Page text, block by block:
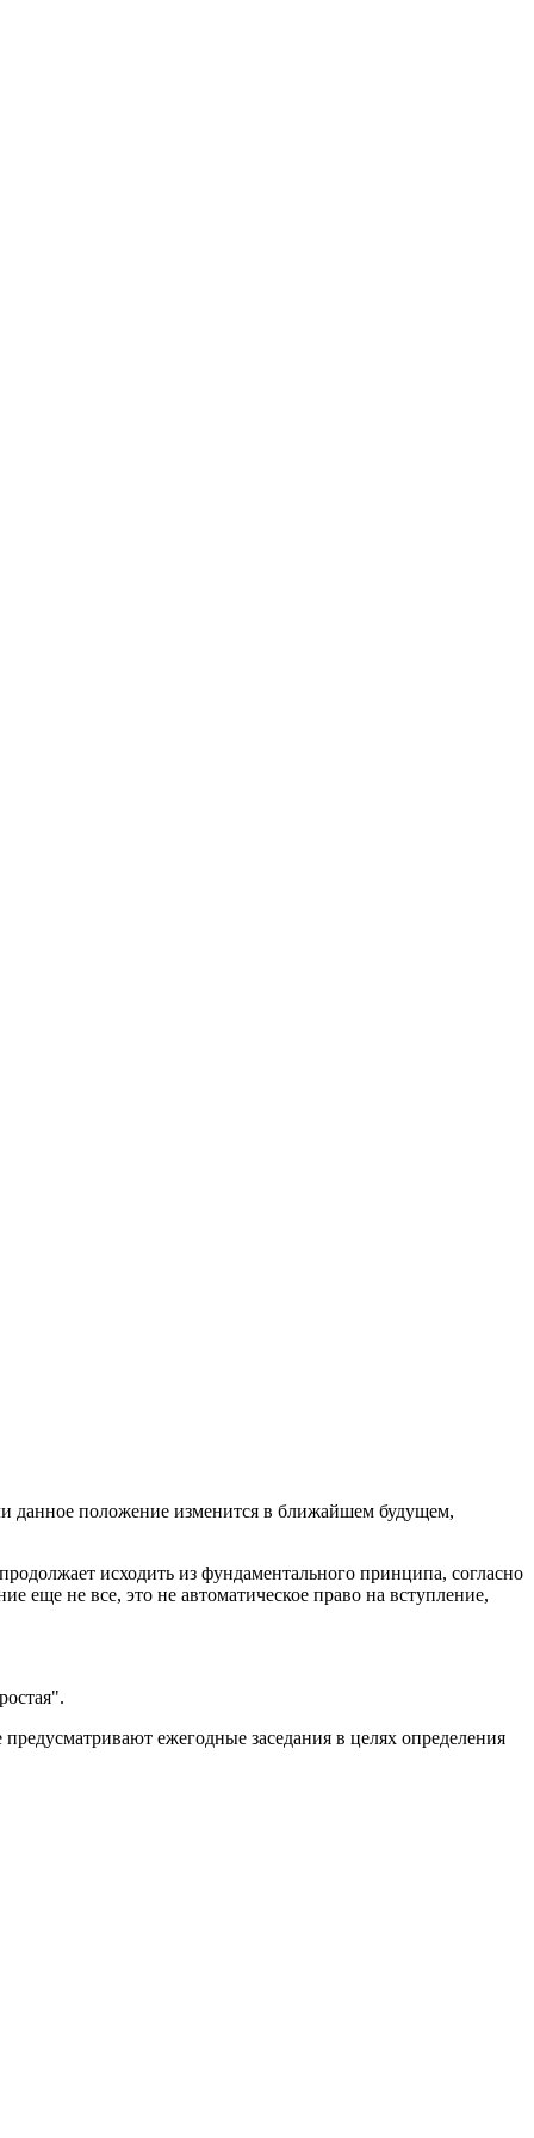
данное положение изменится в ближайшем будущем,
исходить из фундаментального принципа, согласно
еще не все, это не автоматическое право на вступление,
ежегодные заседания в целях определения